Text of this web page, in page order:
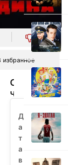
0
избранное
С
чего
Родина
(2014)
смотреть
бесплатно
Д
а
т
а
в